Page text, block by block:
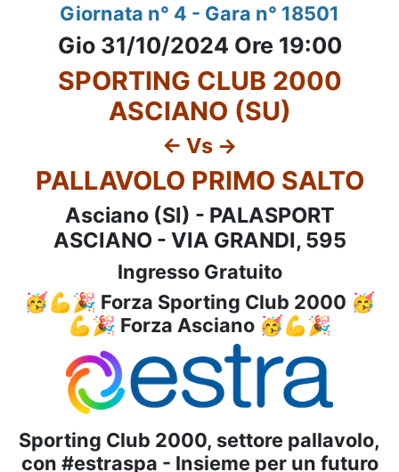
Giornata n° 4 - Gara n° 18501
Gio 31/10/2024 Ore 19:00
SPORTING CLUB 2000
ASCIANO (SU)
<- Vs ->
PALLAVOLO PRIMO SALTO
Asciano (SI) - PALASPORT
ASCIANO - VIA GRANDI, 595
Ingresso Gratuito
🥳💪🎉 Forza Sporting Club 2000 🥳
💪🎉 Forza Asciano 🥳💪🎉
Sporting Club 2000, settore pallavolo,
con #estraspa - Insieme per un futuro